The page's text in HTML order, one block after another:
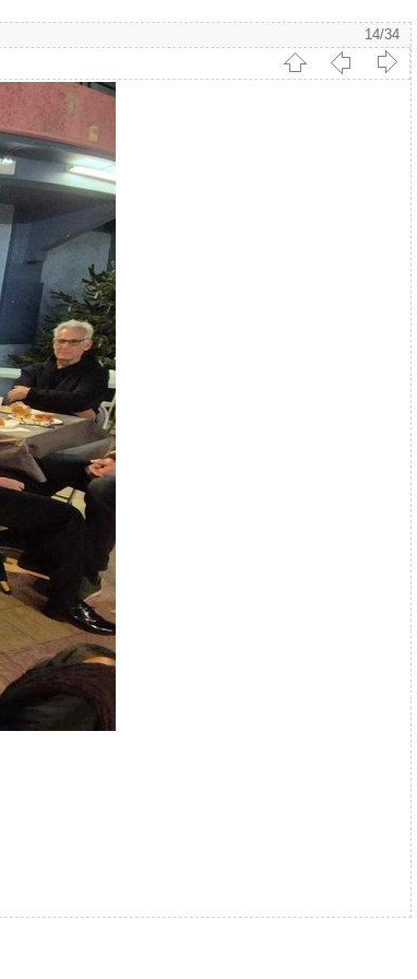
14/34